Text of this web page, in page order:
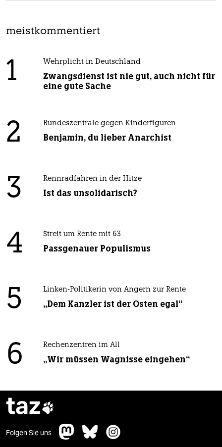
meistkommentiert
1 Wehrplicht in Deutschland
Zwangsdienst ist nie gut, auch nicht für
eine gute Sache
2 Bundeszentrale gegen Kinderfiguren
Benjamin, du lieber Anarchist
3 Rennradfahren in der Hitze
Ist das unsolidarisch?
4 Streit um Rente mit 63
Passgenauer Populismus
5 Linken-Politikerin von Angern zur Rente
„Dem Kanzler ist der Osten egal“
6 Rechenzentren im All
„Wir müssen Wagnisse eingehen“
taz
Folgen Sie uns